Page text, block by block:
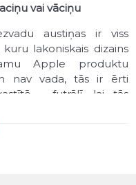
vai vāciņu
austiņas ir viss
lakoniskais dizains
Apple produktu
nav vada, tās ir ērti
- futrālī, lai tās
bojātas. Apple AirPods
skrāpējumiem